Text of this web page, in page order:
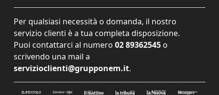
Per qualsiasi necessità o domanda, il nostro
servizio clienti è a tua completa disposizione.
Puoi contattarci al numero 02 89362545 o
scrivendo una mail a
servizioclienti@grupponem.it.